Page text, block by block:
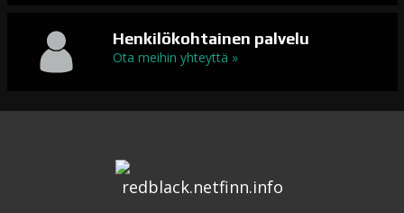
Henkilökohtainen palvelu
Ota meihin yhteyttä »